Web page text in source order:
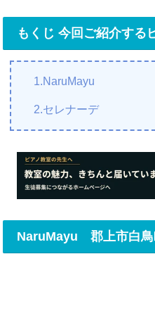
もくじ 今回ご紹介する
1.NaruMayu
2.セレナーデ
NaruMayu 郡上市白鳥